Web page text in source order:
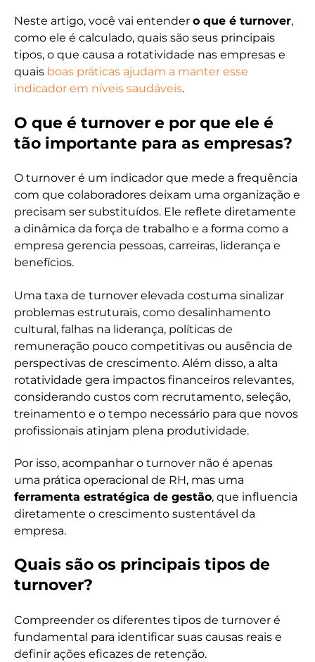
Neste artigo, você vai entender o que é turnover,
como ele é calculado, quais são seus principais
tipos, o que causa a rotatividade nas empresas e
quais boas práticas ajudam a manter esse
indicador em níveis saudáveis.
O que é turnover e por que ele é
tão importante para as empresas?
O turnover é um indicador que mede a frequência
com que colaboradores deixam uma organização e
precisam ser substituídos. Ele reflete diretamente
a dinâmica da força de trabalho e a forma como a
empresa gerencia pessoas, carreiras, liderança e
benefícios.
Uma taxa de turnover elevada costuma sinalizar
problemas estruturais, como desalinhamento
cultural, falhas na liderança, políticas de
remuneração pouco competitivas ou ausência de
perspectivas de crescimento. Além disso, a alta
rotatividade gera impactos financeiros relevantes,
considerando custos com recrutamento, seleção,
treinamento e o tempo necessário para que novos
profissionais atinjam plena produtividade.
Por isso, acompanhar o turnover não é apenas
uma prática operacional de RH, mas uma
ferramenta estratégica de gestão, que influencia
diretamente o crescimento sustentável da
empresa.
Quais são os principais tipos de
turnover?
Compreender os diferentes tipos de turnover é
fundamental para identificar suas causas reais e
definir ações eficazes de retenção.